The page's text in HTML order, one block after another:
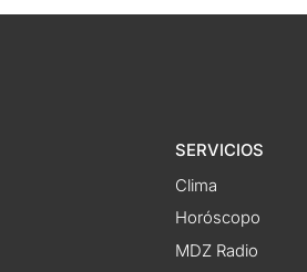
SERVICIOS
Clima
Horóscopo
MDZ Radio